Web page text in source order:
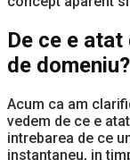
De ce e
de domeniu?
Acum ca am
vedem de ce e
intrebarea de ce
instantaneu, in